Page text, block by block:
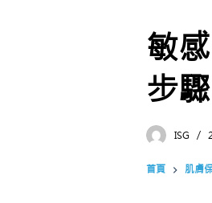
敏
步
ISG
首頁 肌膚